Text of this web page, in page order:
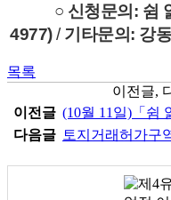
○ 신청문의: 쉼
4977) / 기타문의: 강
목록
이전글,
이전글 (10월 11일)「쉼
다음글
토지거래허가구